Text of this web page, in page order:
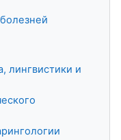
лингвистики и